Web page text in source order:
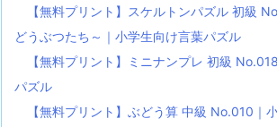
【無料プリント】スケルトンパズル 初級
どうぶつたち～｜小学生向け言葉パズル
【無料プリント】ミニナンプレ 初級
パズル
【無料プリント】ぶどう算 中級 No.010｜